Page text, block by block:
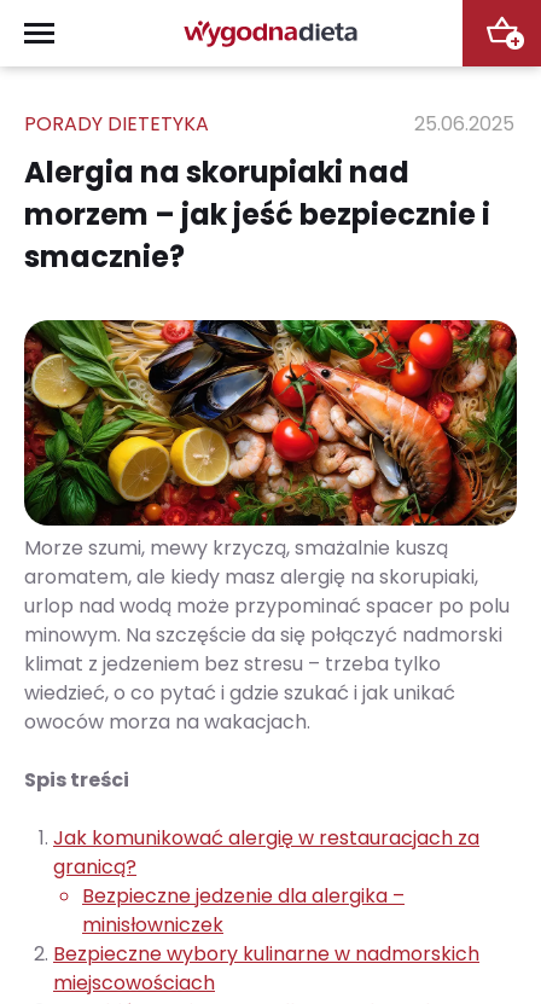
+
PORADY DIETETYKA 25.06.2025
Alergia na skorupiaki nad
morzem – jak jeść bezpiecznie i
smacznie?
Morze szumi, mewy krzyczą, smażalnie kuszą
aromatem, ale kiedy masz alergię na skorupiaki,
urlop nad wodą może przypominać spacer po polu
minowym. Na szczęście da się połączyć nadmorski
klimat z jedzeniem bez stresu – trzeba tylko
wiedzieć, o co pytać i gdzie szukać i jak unikać
owoców morza na wakacjach.
Spis treści
Jak komunikować alergię w restauracjach za
granicą?
Bezpieczne jedzenie dla alergika –
minisłowniczek
Bezpieczne wybory kulinarne w nadmorskich
miejscowościach